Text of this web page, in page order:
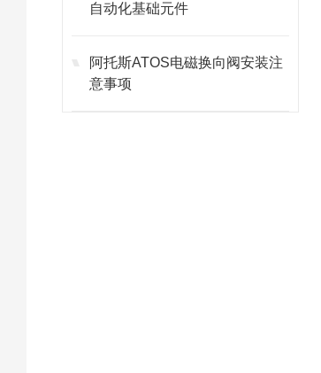
自动化基础元件
阿托斯ATOS电磁换向阀安装注
意事项